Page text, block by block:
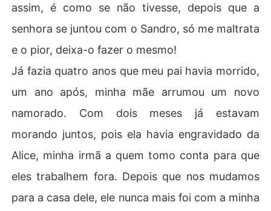
assim, é como se não tivesse, depois que a
senhora se juntou com o Sandro, só me maltrata
e o pior, deixa-o fazer o mesmo!
Já fazia quatro anos que meu pai havia morrido,
um ano após, minha mãe arrumou um novo
namorado. Com dois meses já estavam
morando juntos, pois ela havia engravidado da
Alice, minha irmã a quem tomo conta para que
eles trabalhem fora. Depois que nos mudamos
para a casa dele, ele nunca mais foi com a minha